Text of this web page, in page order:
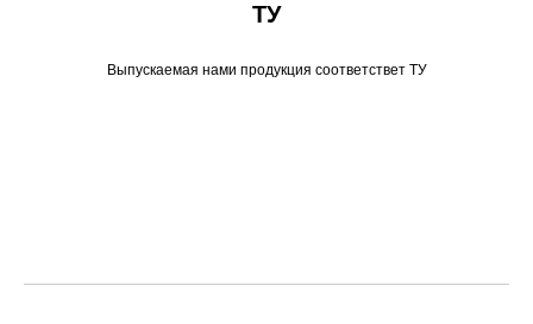
ТУ
Выпускаемая нами продукция соответствет ТУ